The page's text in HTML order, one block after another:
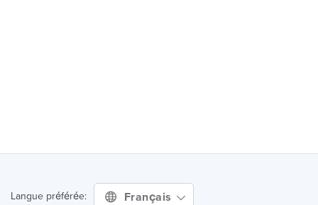
Langue préférée: Français